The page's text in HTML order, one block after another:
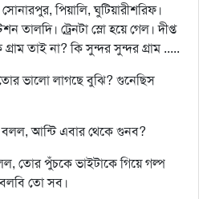
পিয়ালি, ঘুটিয়ারীশরিফ।
তালদি। ট্রেনটা স্লো হয়ে গেল। দীপ্ত
তাই না? কি সুন্দর সুন্দর গ্রাম .....
ভালো লাগছে বুঝি? গুনেছিস
আন্টি এবার থেকে গুনব?
তোর পুঁচকে ভাইটাকে গিয়ে গল্প
বলবি তো সব।